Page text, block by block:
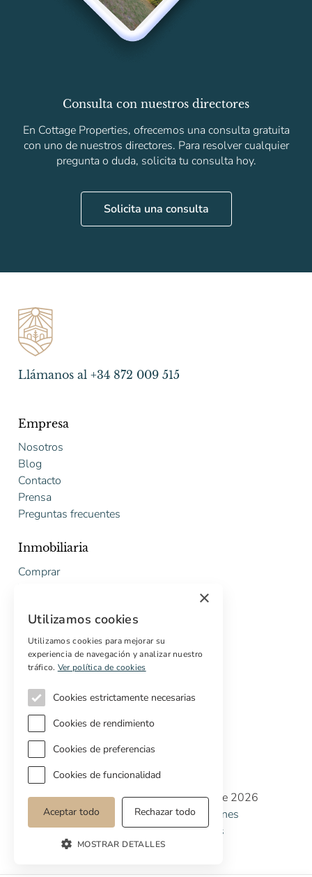
Consulta con nuestros directores
En Cottage Properties, ofrecemos una consulta gratuita
con uno de nuestros directores. Para resolver cualquier
pregunta o duda, solicita tu consulta hoy.
Solicita una consulta
Llámanos al +34 872 009 515
Empresa
Nosotros
Blog
Contacto
Prensa
Preguntas frecuentes
Inmobiliaria
Comprar
Presupuesto gratuito de rehabilitación
Servicios
Marketing digital
Propiedades off-market
Servicios para compradores
Copyright © Cottage Properties Real Estate 2026
Política de Privacidad
Terminos y Condiciones
Política de CookiesPreferencias de cookies
×
Utilizamos cookies
Utilizamos cookies para mejorar su
experiencia de navegación y analizar nuestro
tráfico. Ver política de cookies
Cookies estrictamente necesarias
Cookies de rendimiento
Cookies de preferencias
Cookies de funcionalidad
Aceptar todo Rechazar todo
MOSTRAR DETALLES